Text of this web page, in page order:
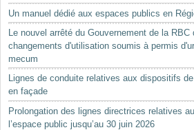
Un manuel dédié aux espaces publics en
Le nouvel arrêté du Gouvernement de la
changements d'utilisation soumis à permis
mecum
Lignes de conduite relatives aux dispositifs
en façade
Prolongation des lignes directrices relatives
l’espace public jusqu’au 30 juin 2026